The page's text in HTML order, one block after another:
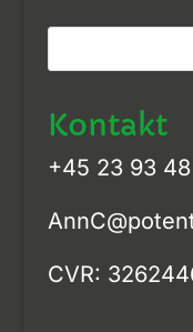
Kontakt
+45 23 93 48
CVR: